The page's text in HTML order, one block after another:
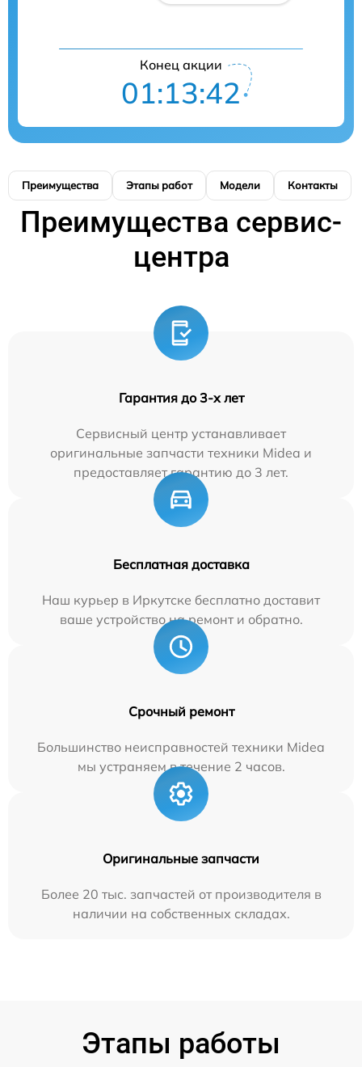
Конец акции
01:13:41
Преимущества Этапы работ Модели Контакты
Преимущества сервис-
центра
Гарантия до 3-х лет
Сервисный центр устанавливает
оригинальные запчасти техники Midea и
предоставляет гарантию до 3 лет.
Бесплатная доставка
Наш курьер в Иркутске бесплатно доставит
ваше устройство на ремонт и обратно.
Срочный ремонт
Большинство неисправностей техники Midea
мы устраняем в течение 2 часов.
Оригинальные запчасти
Более 20 тыс. запчастей от производителя в
наличии на собственных складах.
Этапы работы